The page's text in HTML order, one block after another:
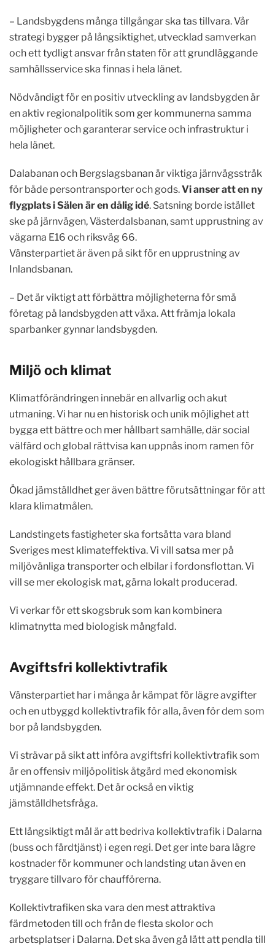
– Landsbygdens många tillgångar ska tas tillvara. Vår
strategi bygger på långsiktighet, utvecklad samverkan
och ett tydligt ansvar från staten för att grundläggande
samhällsservice ska finnas i hela länet.
Nödvändigt för en positiv utveckling av landsbygden är
en aktiv regionalpolitik som ger kommunerna samma
möjligheter och garanterar service och infrastruktur i
hela länet.
Dalabanan och Bergslagsbanan är viktiga järnvägsstråk
för både persontransporter och gods.Vi anser att en ny
flygplats i Sälen är en dålig idé. Satsning borde istället
ske på järnvägen, Västerdalsbanan, samt upprustning av
vägarna E16 och riksväg 66.
Vänsterpartiet är även på sikt för en upprustning av
Inlandsbanan.
– Det är viktigt att förbättra möjligheterna för små
företag på landsbygden att växa. Att främja lokala
sparbanker gynnar landsbygden.
Miljö och klimat
Klimatförändringen innebär en allvarlig och akut
utmaning. Vi har nu en historisk och unik möjlighet att
bygga ett bättre och mer hållbart samhälle, där social
välfärd och global rättvisa kan uppnås inom ramen för
ekologiskt hållbara gränser.
Ökad jämställdhet ger även bättre förutsättningar för att
klara klimatmålen.
Landstingets fastigheter ska fortsätta vara bland
Sveriges mest klimateffektiva. Vi vill satsa mer på
miljövänliga transporter och elbilar i fordonsflottan. Vi
vill se mer ekologisk mat, gärna lokalt producerad.
Vi verkar för ett skogsbruk som kan kombinera
klimatnytta med biologisk mångfald.
Avgiftsfri kollektivtrafik
Vänsterpartiet har i många år kämpat för lägre avgifter
och en utbyggd kollektivtrafik för alla, även för dem som
bor på landsbygden.
Vi strävar på sikt att införa avgiftsfri kollektivtrafik som
är en offensiv miljöpolitisk åtgärd med ekonomisk
utjämnande effekt. Det är också en viktig
jämställdhetsfråga.
Ett långsiktigt mål är att bedriva kollektivtrafik i Dalarna
(buss och färdtjänst) i egen regi. Det ger inte bara lägre
kostnader för kommuner och landsting utan även en
tryggare tillvaro för chaufförerna.
Kollektivtrafiken ska vara den mest attraktiva
färdmetoden till och från de flesta skolor och
arbetsplatser i Dalarna. Det ska även gå lätt att pendla till